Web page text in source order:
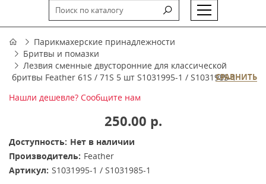
Парикмахерские принадлежности
Бритвы и помазки
Лезвия сменные двусторонние для классической
бритвы Feather 61S / 71S 5 шт S1031995-1 / S1031985-1СРАВНИТЬ
Нашли дешевле? Сообщите нам
250.00 р.
Доступность: Нет в наличии
Производитель: Feather
Артикул: S1031995-1 / S1031985-1